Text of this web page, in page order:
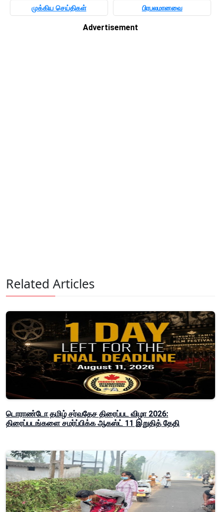
முக்கிய செய்திகள் பிரபலமானவை
Advertisement
Related Articles
டொராண்டோ தமிழ் சர்வதேச திரைப்பட விழா 2026:
திரைப்படங்களை சமர்ப்பிக்க ஆகஸ்ட் 11 இறுதித் தேதி